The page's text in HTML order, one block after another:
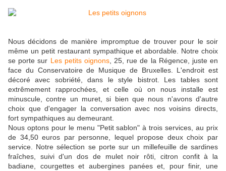
Nous décidons de manière impromptue de trouver pour le soir
même un petit restaurant sympathique et abordable. Notre choix
se porte sur Les petits oignons, 25, rue de la Régence, juste en
face du Conservatoire de Musique de Bruxelles. L'endroit est
décoré avec sobriété, dans le style bistrot. Les tables sont
extrêmement rapprochées, et celle où on nous installe est
minuscule, contre un muret, si bien que nous n'avons d'autre
choix que d'engager la conversation avec nos voisins directs,
fort sympathiques au demeurant.
Nous optons pour le menu "Petit sablon" à trois services, au prix
de 34,50 euros par personne, lequel propose deux choix par
service. Notre sélection se porte sur un millefeuille de sardines
fraîches, suivi d'un dos de mulet noir rôti, citron confit à la
badiane, courgettes et aubergines panées et, pour finir, une